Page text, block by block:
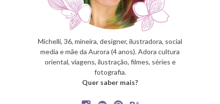
Michelli, 36, mineira, designer, ilustradora, social
media e mãe da Aurora (4 anos). Adora cultura
oriental, viagens, ilustração, filmes, séries e
fotografia.
Quer saber mais?